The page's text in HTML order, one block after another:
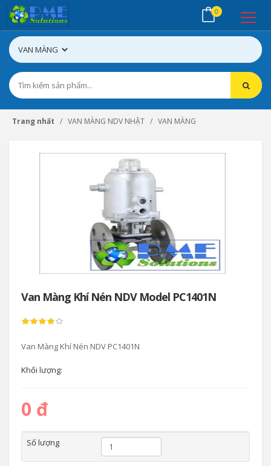
0
Trang nhất VAN MÀNG NDV NHẬT VAN MÀNG
Van Màng Khí Nén NDV Model PC1401N
Van Màng Khí Nén NDV PC1401N
Khối lượng:
0 đ
Số lượng